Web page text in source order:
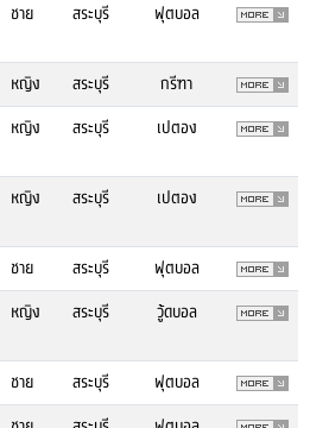
ชาย สระบุรี ฟุตบอล
หญิง สระบุรี
กรีฑา
หญิง สระบุรี เปตอง
หญิง สระบุรี เปตอง
ชาย สระบุรี
ฟุตบอล
หญิง สระบุรี วู้ดบอล
ชาย สระบุรี
ฟุตบอล